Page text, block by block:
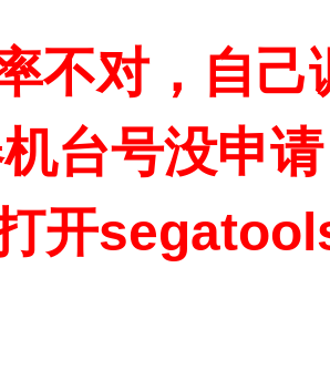
不对，自
台号没申
开